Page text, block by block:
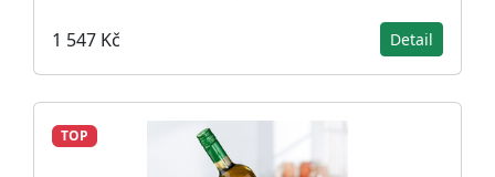
1 547 Kč Detail
TOP